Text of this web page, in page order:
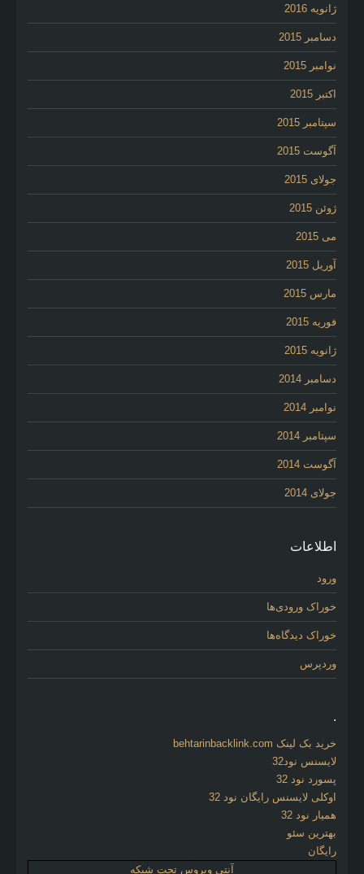
ژانویه 2016
دسامبر 2015
نوامبر 2015
اکتبر 2015
سپتامبر 2015
آگوست 2015
جولای 2015
ژوئن 2015
می 2015
آوریل 2015
مارس 2015
فوریه 2015
ژانویه 2015
دسامبر 2014
نوامبر 2014
سپتامبر 2014
آگوست 2014
جولای 2014
اطلاعات
ورود
خوراک ورودی‌ها
خوراک دیدگاه‌ها
وردپرس
.
خرید بک لینک behtarinbacklink.com
لایسنس نود32
پسورد نود 32
اوکلی لایسنس رایگان نود 32
همیار نود 32
بهترین سئو
رایگان
آنتی ویروس تحت شبکه